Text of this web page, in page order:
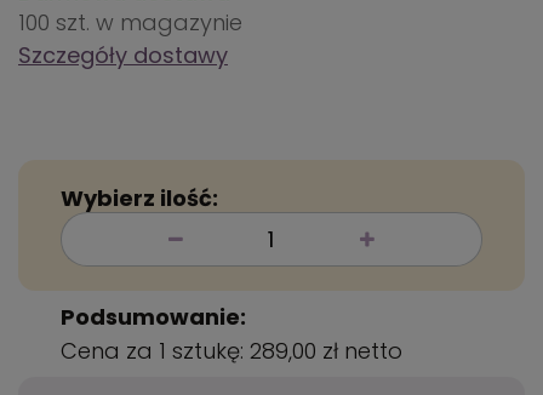
100 szt. w magazynie
Szczegóły dostawy
Wybierz ilość:
Podsumowanie:
Cena za 1 sztukę: 289,00 zł netto